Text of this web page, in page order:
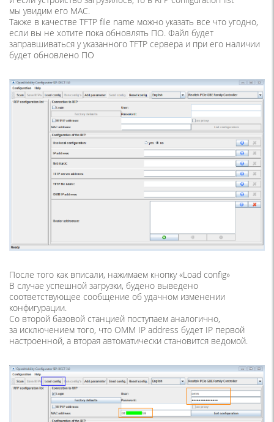
мы увидим его MAC.
Также в качестве TFTP file name можно указать все что угодно,
если вы не хотите пока обновлять ПО. Файл будет
заправшиваться у указанного TFTP сервера и при его наличии
будет обновлено ПО
После того как вписали, нажимаем кнопку «Load config»
В случае успешной загрузки, будено выведено
соответствующее сообщение об удачном изменении
конфигурации.
Со второй базовой станцией поступаем аналогично,
за исключением того, что OMM IP address будет IP первой
настроенной, а вторая автоматически становится ведомой.